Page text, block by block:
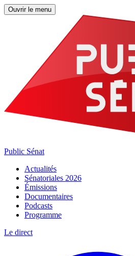
Ouvrir le menu
Public Sénat
Actualités
Sénatoriales 2026
Émissions
Documentaires
Podcasts
Programme
Le direct